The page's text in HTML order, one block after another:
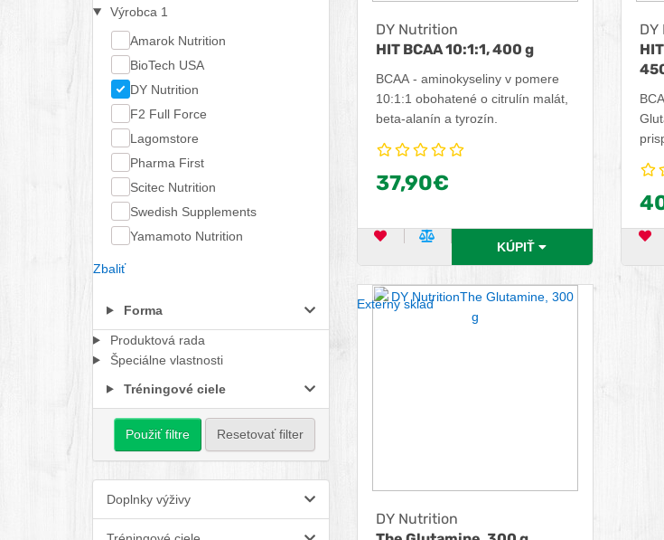
Výrobca 1
Amarok Nutrition
BioTech USA
DY Nutrition
F2 Full Force
Lagomstore
Pharma First
Scitec Nutrition
Swedish Supplements
Yamamoto Nutrition
Zbaliť
Forma
Produktová rada
Špeciálne vlastnosti
Tréningové ciele
Použiť filtre Resetovať filter
Doplnky výživy
DY Nutrition
HIT BCAA 10:1:1, 400 g
BCAA - aminokyseliny v pomere
10:1:1 obohatené o citrulín malát,
beta-alanín a tyrozín.
37,90€
OBĽÚBENÝ PRODUKT
POROVNAŤ PRODUKT
KÚPIŤ
Externý sklad
DY Nutrition